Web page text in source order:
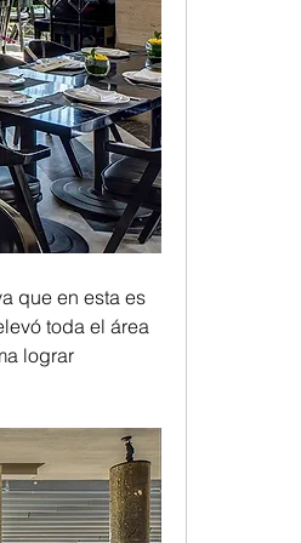
que en esta es
toda el área
lograr